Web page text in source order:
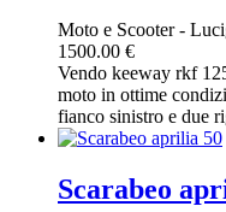
Moto e Scooter-
1500.00 €
Vendo keeway rkf
moto in ottime
fianco sinistro e due
Scarabeo